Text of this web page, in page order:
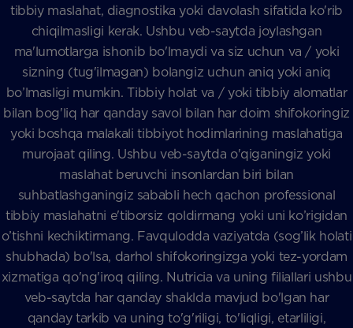
tibbiy maslahat, diagnostika yoki davolash sifatida ko'rib
chiqilmasligi kerak. Ushbu veb-saytda joylashgan
ma'lumotlarga ishonib bo'lmaydi va siz uchun va / yoki
sizning (tug'ilmagan) bolangiz uchun aniq yoki aniq
bo’lmasligi mumkin. Tibbiy holat va / yoki tibbiy alomatlar
bilan bog'liq har qanday savol bilan har doim shifokoringiz
yoki boshqa malakali tibbiyot hodimlarining maslahatiga
murojaat qiling. Ushbu veb-saytda o'qiganingiz yoki
maslahat beruvchi insonlardan biri bilan
suhbatlashganingiz sababli hech qachon professional
tibbiy maslahatni e'tiborsiz qoldirmang yoki uni ko’rigidan
o’tishni kechiktirmang. Favqulodda vaziyatda (sog’lik holati
shubhada) bo'lsa, darhol shifokoringizga yoki tez-yordam
xizmatiga qo'ng'iroq qiling. Nutricia va uning filiallari ushbu
veb-saytda har qanday shaklda mavjud bo'lgan har
qanday tarkib va uning to'g'riligi, to'liqligi, etarliligi,